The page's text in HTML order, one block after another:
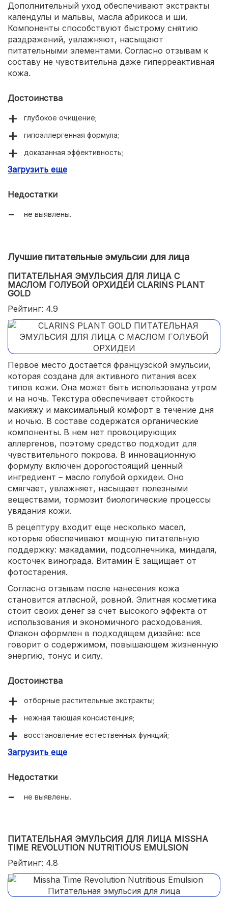
Дополнительный уход обеспечивают экстракты
календулы и мальвы, масла абрикоса и ши.
Компоненты способствуют быстрому снятию
раздражений, увлажняют, насыщают
питательными элементами. Согласно отзывам к
составу не чувствительна даже гиперреактивная
кожа.
Достоинства
глубокое очищение;
гипоаллергенная формула;
доказанная эффективность;
экономичный расход.
Загрузить еще
Недостатки
не выявлены.
Лучшие питательные эмульсии для лица
ПИТАТЕЛЬНАЯ ЭМУЛЬСИЯ ДЛЯ ЛИЦА С
МАСЛОМ ГОЛУБОЙ ОРХИДЕИ CLARINS PLANT
GOLD
Рейтинг: 4.9
Первое место достается французской эмульсии,
которая создана для активного питания всех
типов кожи. Она может быть использована утром
и на ночь. Текстура обеспечивает стойкость
макияжу и максимальный комфорт в течение дня
и ночью. В составе содержатся органические
компоненты. В нем нет провоцирующих
аллергенов, поэтому средство подходит для
чувствительного покрова. В инновационную
формулу включен дорогостоящий ценный
ингредиент – масло голубой орхидеи. Оно
смягчает, увлажняет, насыщает полезными
веществами, тормозит биологические процессы
увядания кожи.
В рецептуру входит еще несколько масел,
которые обеспечивают мощную питательную
поддержку: макадамии, подсолнечника, миндаля,
косточек винограда. Витамин Е защищает от
фотостарения.
Согласно отзывам после нанесения кожа
становится атласной, ровной. Элитная косметика
стоит своих денег за счет высокого эффекта от
использования и экономичного расходования.
Флакон оформлен в подходящем дизайне: все
говорит о содержимом, повышающем жизненную
энергию, тонус и силу.
Достоинства
отборные растительные экстракты;
нежная тающая консистенция;
восстановление естественных функций;
антивозрастная профилактика.
Загрузить еще
Недостатки
не выявлены.
ПИТАТЕЛЬНАЯ ЭМУЛЬСИЯ ДЛЯ ЛИЦА MISSHA
TIME REVOLUTION NUTRITIOUS EMULSION
Рейтинг: 4.8